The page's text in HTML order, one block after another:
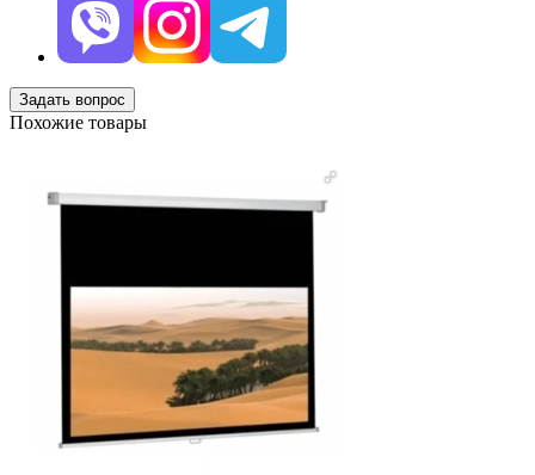
Задать вопрос
Похожие товары